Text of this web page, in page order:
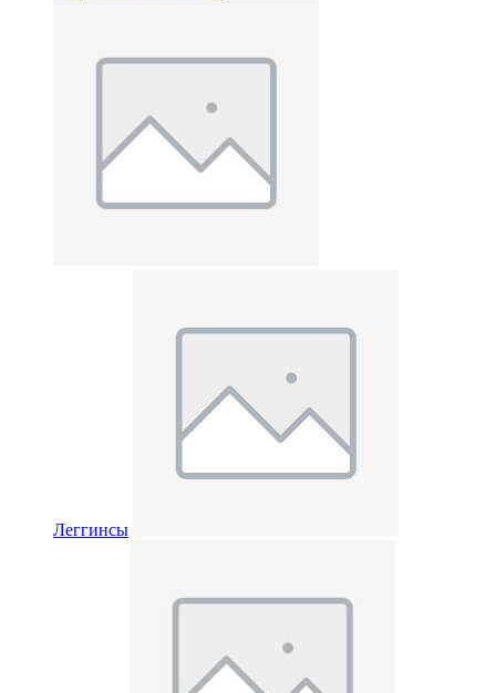
Леггинсы